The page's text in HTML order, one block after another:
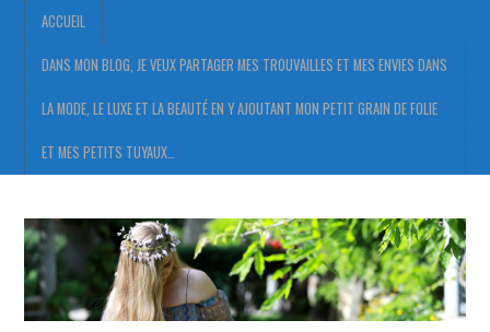
ACCUEIL
DANS MON BLOG, JE VEUX PARTAGER MES TROUVAILLES ET MES ENVIES DANS
LA MODE, LE LUXE ET LA BEAUTÉ EN Y AJOUTANT MON PETIT GRAIN DE FOLIE
ET MES PETITS TUYAUX…